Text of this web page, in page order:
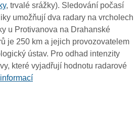
, trvalé srážky). Sledování počasí
umožňují dva radary na vrcholech
u Protivanova na Drahanské
je 250 km a jejich provozovatelem
ústav. Pro odhad intenzity
které vyjadřují hodnotu radarové